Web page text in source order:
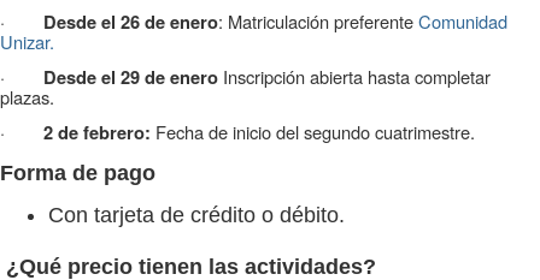
·
Desde el 26 de enero: Matriculación preferenteComunidad
Unizar.
· Desde el 29 de enero Inscripción abierta hasta completar
plazas.
· 2 de febrero: Fecha de inicio del segundo cuatrimestre.
Forma de pago
Con tarjeta de crédito o débito.
¿Qué precio tienen las actividades?